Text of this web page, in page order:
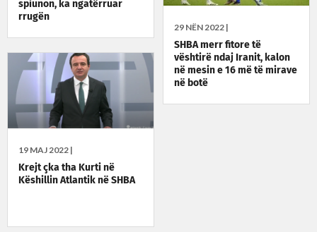
spiunon, ka ngatërruar
rrugën
29 NËN 2022 |
SHBA merr fitore të
vështirë ndaj Iranit, kalon
në mesin e 16 më të mirave
në botë
19 MAJ 2022 |
Krejt çka tha Kurti në
Këshillin Atlantik në SHBA